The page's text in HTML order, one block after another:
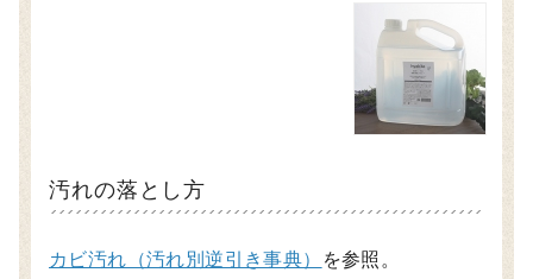
汚れの落とし方
カビ汚れ（汚れ別逆引き事典） を参照。